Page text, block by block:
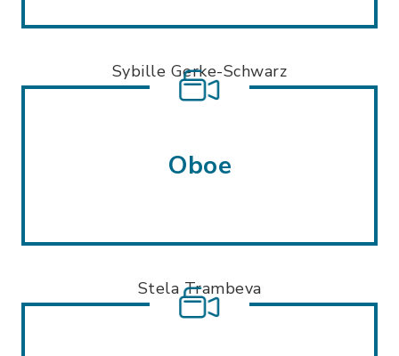
Sybille Gerke-Schwarz
Oboe
Stela Trambeva